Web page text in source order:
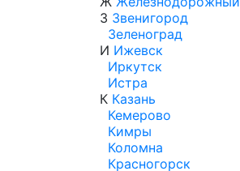
З Звенигород
Зеленоград
И Ижевск
Иркутск
Истра
К Казань
Кемерово
Кимры
Коломна
Красногорск